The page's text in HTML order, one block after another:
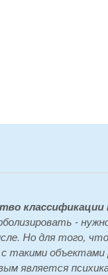
-
Но для того,
такими
является